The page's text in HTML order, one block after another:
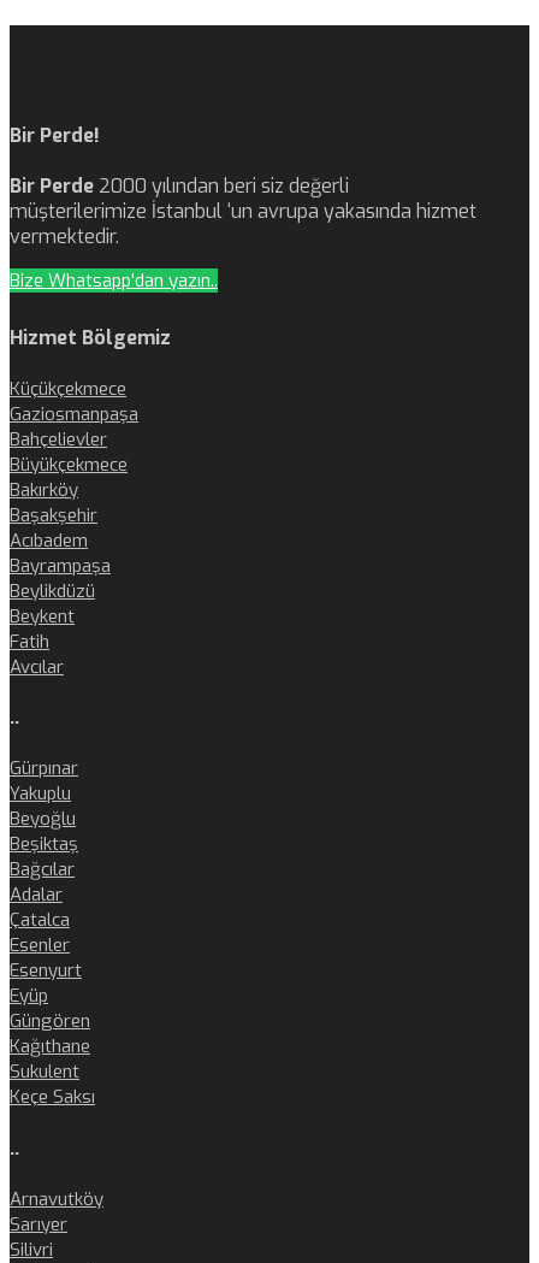
Bir Perde!
Bir Perde 2000 yılından beri siz değerli
müşterilerimize İstanbul ‘un avrupa yakasında hizmet
vermektedir.
Bize Whatsapp'dan yazın..
Hizmet Bölgemiz
Küçükçekmece
Gaziosmanpaşa
Bahçelievler
Büyükçekmece
Bakırköy
Başakşehir
Acıbadem
Bayrampaşa
Beylikdüzü
Beykent
Fatih
Avcılar
..
Gürpınar
Yakuplu
Beyoğlu
Beşiktaş
Bağcılar
Adalar
Çatalca
Esenler
Esenyurt
Eyüp
Güngören
Kağıthane
Sukulent
Keçe Saksı
..
Arnavutköy
Sarıyer
Silivri